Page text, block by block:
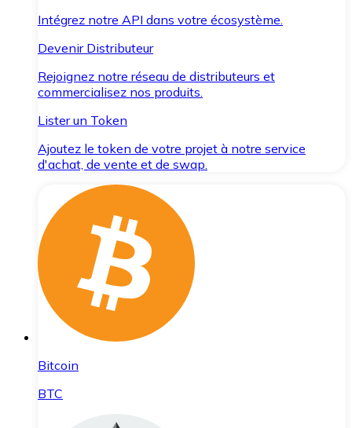
Intégrez notre API dans votre écosystème.
Devenir Distributeur
Rejoignez notre réseau de distributeurs et
commercialisez nos produits.
Lister un Token
Ajoutez le token de votre projet à notre service
d'achat, de vente et de swap.
Bitcoin
BTC